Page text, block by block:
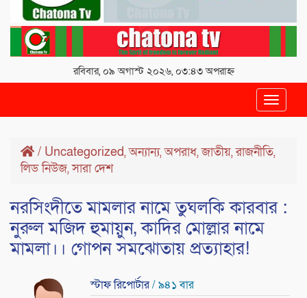
রবিবার, ০৯ অগাস্ট ২০২৬, ০৩:৪৩ অপরাহ্ন
Toggle
/ Uncategorized,অন্যান্য,অপরাধ,জাতীয়,রাজনীতি,
লিড নিউজ,সারা দেশ
নরসিংদীতে মামলার নামে তুঘলকি কারবার :
নুরুল মজিদ হুমায়ুন, কাদির মোল্লার নামে
মামলা।। গোপন সমঝোতায় প্রত্যাহার!
স্টাফ রিপোর্টার/ ৯৪১ বার